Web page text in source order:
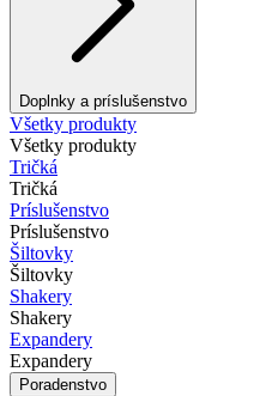
Doplnky a príslušenstvo
Všetky produkty
Všetky produkty
Tričká
Tričká
Príslušenstvo
Príslušenstvo
Šiltovky
Šiltovky
Shakery
Shakery
Expandery
Expandery
Poradenstvo